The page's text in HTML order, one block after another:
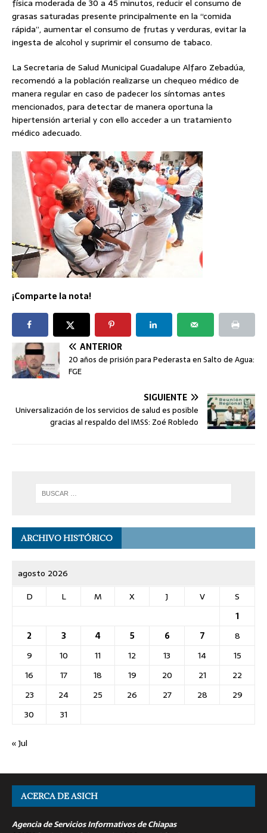
física moderada de 30 a 45 minutos, reducir el consumo de
grasas saturadas presente principalmente en la “comida
rápida”, aumentar el consumo de frutas y verduras, evitar la
ingesta de alcohol y suprimir el consumo de tabaco.
La Secretaria de Salud Municipal Guadalupe Alfaro Zebadúa,
recomendó a la población realizarse un chequeo médico de
manera regular en caso de padecer los síntomas antes
mencionados, para detectar de manera oportuna la
hipertensión arterial y con ello acceder a un tratamiento
médico adecuado.
¡Comparte la nota!
ANTERIOR
20 años de prisión para Pederasta en Salto de Agua:
FGE
SIGUIENTE
Universalización de los servicios de salud es posible
gracias al respaldo del IMSS: Zoé Robledo
ARCHIVO HISTÓRICO
agosto 2026
D
L M X J V
S
1
2
3 4 5 6 7
8
9
10 11 12 13 14
15
16
17 18 19 20 21
22
23
24 25 26 27 28
29
30
31
« Jul
ACERCA DE ASICH
Agencia de Servicios Informativos de Chiapas